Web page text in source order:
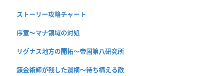
ストーリー攻略チャート
序章〜マナ領域の対処
リグナス地方の開拓〜帝国第八研究所
錬金術師が残した遺構〜待ち構える敵